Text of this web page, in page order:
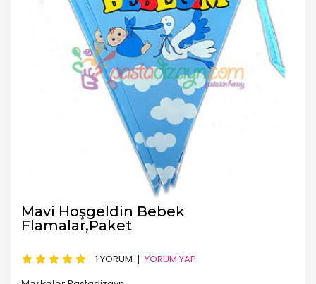
Mavi Hoşgeldin Bebek
Flamalar,Paket
1 YORUM YORUM YAP